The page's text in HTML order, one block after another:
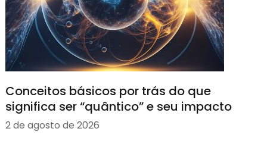
Conceitos básicos por trás do que
significa ser “quântico” e seu impacto
2 de agosto de 2026